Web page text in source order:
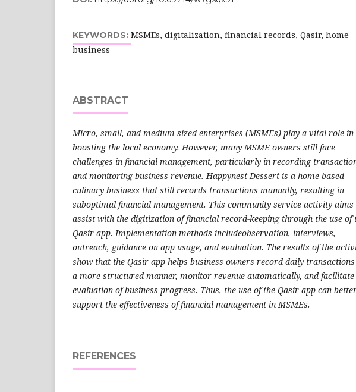
KEYWORDS: MSMEs, digitalization, financial records, Qasir, home
business
ABSTRACT
Micro, small, and medium-sized enterprises (MSMEs) play a vital role in
boosting the local economy. However, many MSME owners still face
challenges in financial management, particularly in recording
and monitoring business revenue. Happynest Dessert is a home-based
culinary business that still records transactions manually, resulting in
suboptimal financial management. This community service activity aims
assist with the digitization of financial record-keeping through the use of
Qasir app. Implementation methods includeobservation, interviews,
outreach, guidance on app usage, and evaluation. The results of the
show that the Qasir app helps business owners record daily
a more structured manner, monitor revenue automatically, and facilitate
evaluation of business progress. Thus, the use of the Qasir app can
support the effectiveness of financial management in MSMEs.
REFERENCES